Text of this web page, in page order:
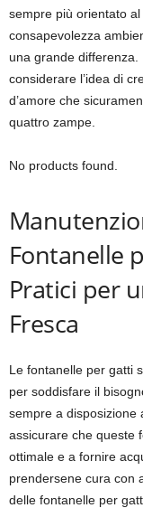
sempre più orientato
consapevolezza
una grande
considerare l’idea di
d’amore che
quattro zampe.
No products found.
Fontanelle
Pratici per
Fresca
Le fontanelle per gatti
per soddisfare il
sempre a disposizione
assicurare che queste
ottimale e a fornire
prendersene cura con
delle fontanelle per